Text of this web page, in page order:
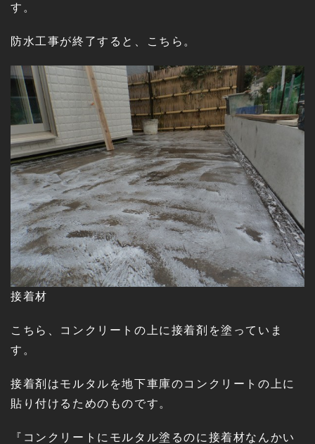
す。
防水工事が終了すると、こちら。
接着材
こちら、コンクリートの上に接着剤を塗っていま
す。
接着剤はモルタルを地下車庫のコンクリートの上に
貼り付けるためのものです。
『コンクリートにモルタル塗るのに接着材なんかい